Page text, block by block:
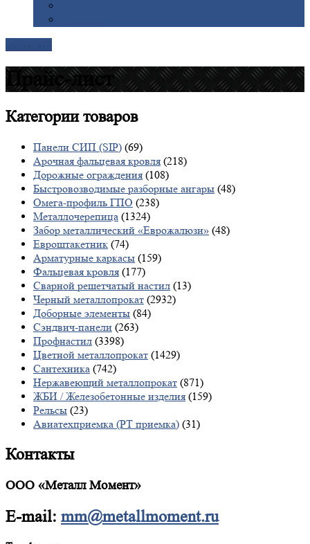
Прайс-лист
Категориитоваров
Панели СИП (SIP) (69)
Арочная фальцевая кровля (218)
Дорожные ограждения (108)
Быстровозводимые разборные ангары (48)
Омега-профиль ГПО (238)
Металлочерепица (1324)
Забор металлический «Еврожалюзи» (48)
Евроштакетник (74)
Арматурные каркасы (159)
Фальцевая кровля (177)
Сварной решетчатый настил (13)
Черный металлопрокат (2932)
Доборные элементы (84)
Сэндвич-панели (263)
Профнастил (3398)
Цветной металлопрокат (1429)
Сантехника (742)
Нержавеющий металлопрокат (871)
ЖБИ / Железобетонные изделия (159)
Рельсы (23)
Авиатехприемка (РТ приемка) (31)
Контакты
ООО «Металл Момент»
E-mail: mm@metallmoment.ru